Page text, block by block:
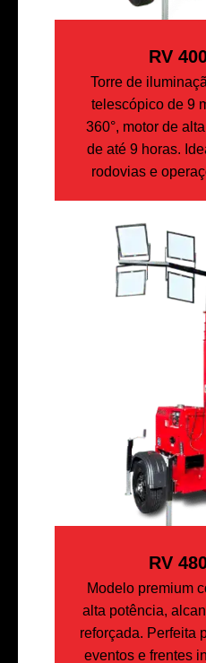
RV
Torre de
telescópico de 9
360°, motor de
de até 9 horas.
rodovias e
RV
Modelo premium
alta potência,
reforçada. Perfeita
eventos e frentes